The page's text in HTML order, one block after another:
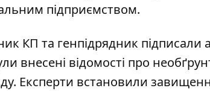
підприємством.
КП та генпідрядник
внесені відомості про
Експерти встановили